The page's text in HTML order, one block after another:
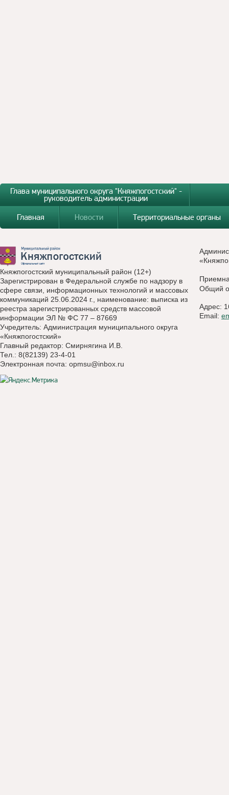
Глава муниципального округа "Княжпогостский" -
руководитель администрации
Главная
Новости Территориальные органы
Княжпогостский муниципальный район (12+)
Зарегистрирован в Федеральной службе по надзору в
сфере связи, информационных технологий и массовых
коммуникаций 25.06.2024 г., наименование: выписка из
реестра зарегистрированных средств массовой
информации ЭЛ № ФС 77 – 87669
Учредитель: Администрация муниципального округа
«Княжпогостский»
Главный редактор: Смирнягина И.В.
Тел.: 8(82139) 23-4-01
Электронная почта: opmsu@inbox.ru
Общий
Адрес:
Email: